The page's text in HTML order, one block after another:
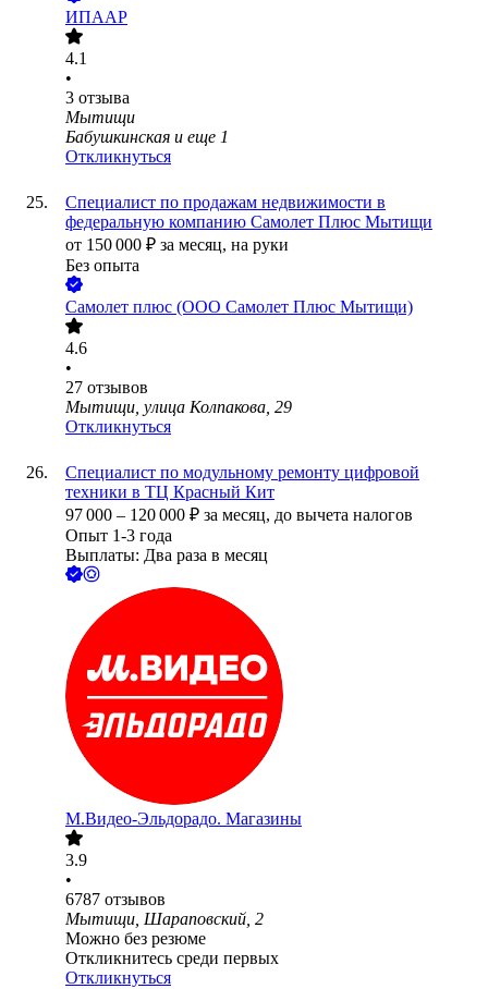
ИПААР
4.1
•
3 отзыва
Мытищи
Бабушкинская и еще 1
Откликнуться
Специалист по продажам недвижимости в
федеральную компанию Самолет Плюс Мытищи
от 150 000 ₽ за месяц, на руки
Без опыта
Самолет плюс (ООО Самолет Плюс Мытищи)
4.6
•
27 отзывов
Мытищи, улица Колпакова, 29
Откликнуться
Специалист по модульному ремонту цифровой
техники в ТЦ Красный Кит
97 000 – 120 000 ₽ за месяц, до вычета налогов
Опыт 1-3 года
Выплаты: Два раза в месяц
М.Видео-Эльдорадо. Магазины
3.9
•
6787 отзывов
Мытищи, Шараповский, 2
Можно без резюме
Откликнитесь среди первых
Откликнуться